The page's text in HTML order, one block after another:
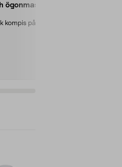
ögonmask
kompis på